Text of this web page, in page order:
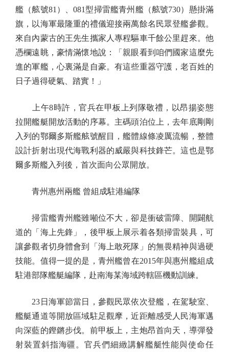
艦（舷號81）、081型掃雷艦青州艦（舷號730）懸掛滿
旗，以海軍最隆重的禮儀迎接兩萬餘名民眾登艦參觀。
來自內蒙古的王先生攜家人專程驅車千餘公里趕來。他
憑欄遠眺，豪情滿懷地說：「親眼看到咱們國家這麼先
進的軍艦，心裏滿是自豪。有這些重器守護，老百姓的
日子過得硬氣、踏實！」
上午8時許，官兵在甲板上列隊敬禮，以昂揚姿態
拉開艦艇開放活動的序幕。主碼頭泊位上，去年底剛剛
入列的鄂爾多斯艦舷號醒目，艦體線條凌厲流暢，整體
設計折射出現代海戰利器的威嚴與科技鋒芒。這也是鄂
爾多斯艦入列後，首次面向公眾開放。
青州惠州兩艦 曾組成駐港編隊
掃雷艦青州艦雖噸位不大，卻是衝破雷障、開闢航
道的「海上先鋒」，後甲板上展示着各類掃雷裝具，可
讓參觀者切身體會到「海上敢死隊」的無畏精神與過硬
技能。值得一提的是，青州艦曾在2015年與惠州艦組成
駐港部隊艦艇編隊，赴南海某海域跨轄區機動訓練。
23日海軍節當日，參觀民眾依次登艦，在駕駛室、
艦艇通道等開放區域駐足觀摩，近距離感受人民海軍邁
向深藍的鏗鏘步伐。前甲板上，主炮昂首向天，導彈發
射裝置斜指海疆。官兵們細緻講解艦艇性能與使命任